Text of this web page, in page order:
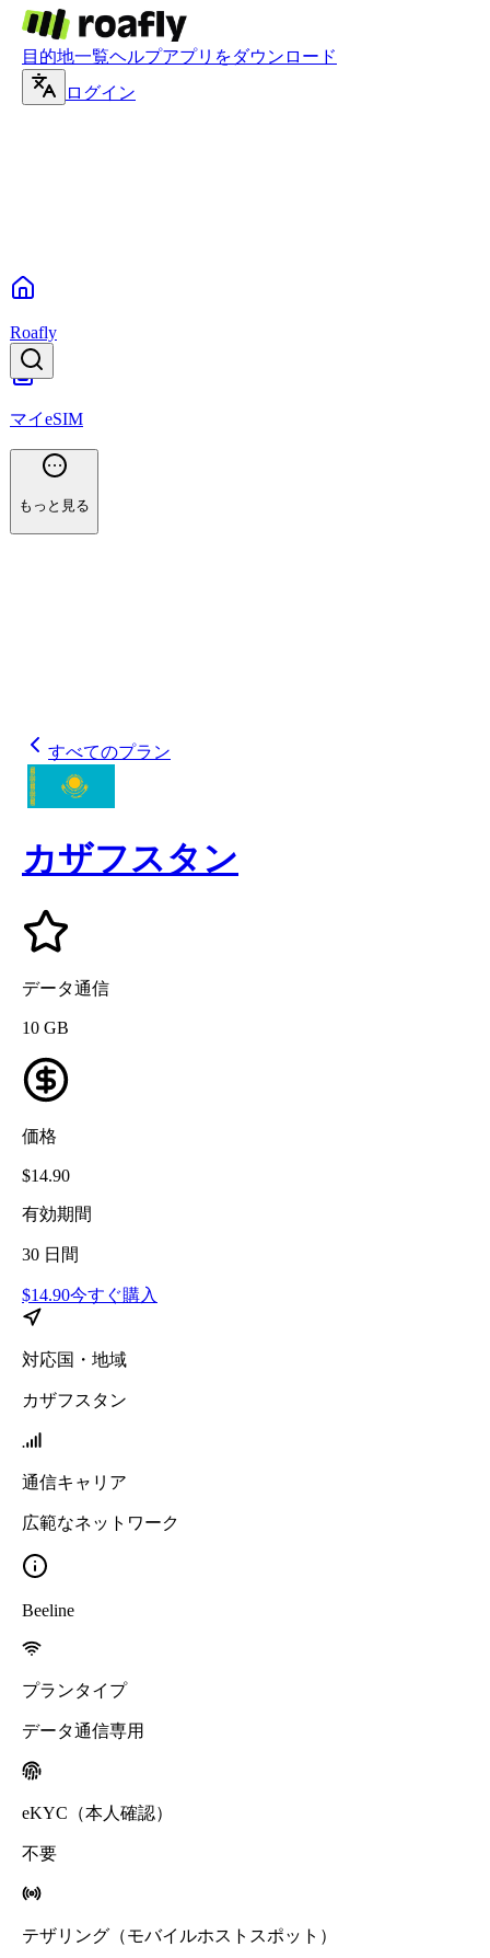
目的地一覧ヘルプアプリをダウンロード
ログイン
Roafly
マイeSIM
もっと見る
すべてのプラン
カザフスタン
データ通信
10 GB
価格
$14.90
有効期間
30 日間
$14.90今すぐ購入
対応国・地域
カザフスタン
通信キャリア
広範なネットワーク
Beeline
プランタイプ
データ通信専用
eKYC（本人確認）
不要
テザリング（モバイルホストスポット）